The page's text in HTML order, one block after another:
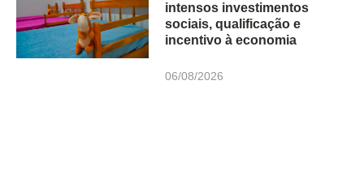
intensos investimentos
sociais, qualificação e
incentivo à economia
06/08/2026